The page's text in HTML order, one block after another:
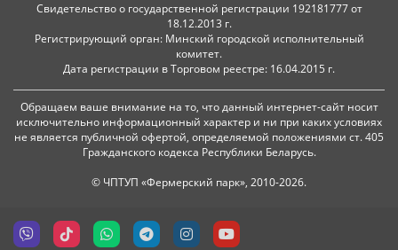
Свидетельство о государственной регистрации 192181777 от
18.12.2013 г.
Регистрирующий орган: Минский городской исполнительный
комитет.
Дата регистрации в Торговом реестре: 16.04.2015 г.
Обращаем ваше внимание на то, что данный интернет-сайт носит
исключительно информационный характер и ни при каких условиях
не является публичной офертой, определяемой положениями ст. 405
Гражданского кодекса Республики Беларусь.
© ЧПТУП «Фермерский парк», 2010-2026.